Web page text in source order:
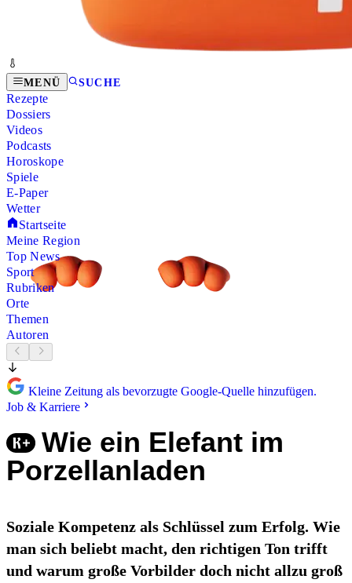
MENÜ SUCHE
Rezepte
Dossiers
Videos
Podcasts
Horoskope
Spiele
E-Paper
Wetter
Startseite
Meine Region
Top News
Sport
Rubriken
Orte
Themen
Autoren
Kleine Zeitung als bevorzugte Google-Quelle hinzufügen.
Job & Karriere
Wie ein Elefant im
Porzellanladen
Soziale Kompetenz als Schlüssel zum Erfolg. Wie
man sich beliebt macht, den richtigen Ton trifft
und warum große Vorbilder doch nicht allzu groß